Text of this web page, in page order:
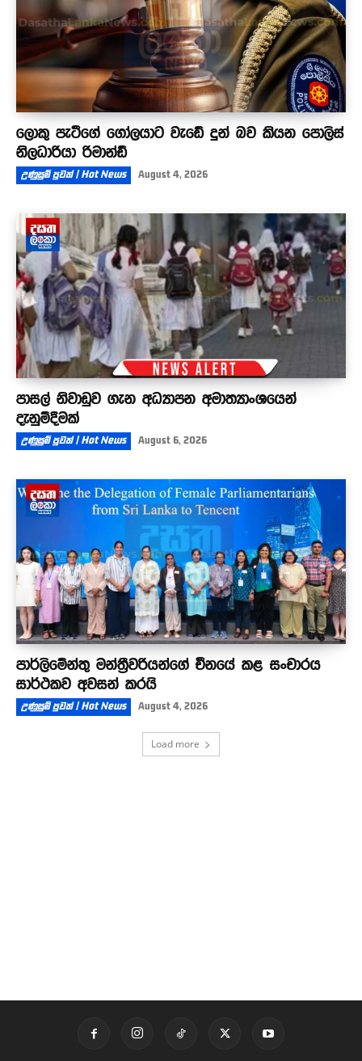
ලොකු පැටීගේ ගෝලයාට වැඩේ දුන් බව කියන පොලිස්
නිලධාරියා රිමාන්ඩ්
උණුසුම් පුවත් | Hot News August 4, 2026
පාසල් නිවාඩුව ගැන අධ්‍යාපන අමාත්‍යාංශයෙන්
දැනුම්දීමක්
උණුසුම් පුවත් | Hot News August 6, 2026
පාර්ලිමේන්තු මන්ත්‍රීවරියන්ගේ චීනයේ කළ සංචාරය
සාර්ථකව අවසන් කරයි
උණුසුම් පුවත් | Hot News August 4, 2026
Load more